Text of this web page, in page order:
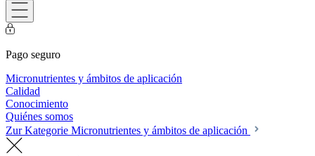
Pago seguro
Micronutrientes y ámbitos de aplicación
Calidad
Conocimiento
Quiénes somos
Zur Kategorie Micronutrientes y ámbitos de aplicación